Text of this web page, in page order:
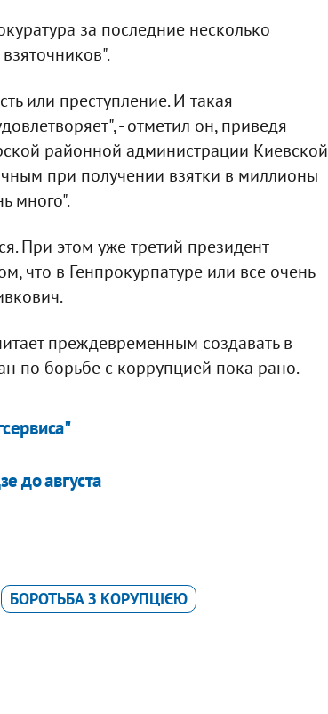
за последние несколько
или преступление. И такая
- отметил он, приведя
районной администрации Киевской
при получении взятки в миллионы
много".
При этом уже третий президент
что в Генпрокурпатуре или все очень
преждевременным создавать в
по борьбе с коррупцией пока рано.
до августа
БОРОТЬБА З КОРУПЦІЄЮ